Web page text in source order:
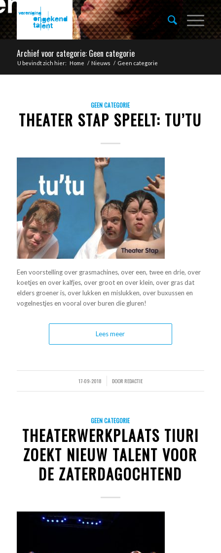
Archief voor categorie: Geen categorie
U bevindt zich hier: Home / Nieuws / Geen categorie
GEEN CATEGORIE
THEATER STAP SPEELT: TU’TU
Een voorstelling over grasmachines, over een, twee en drie, over
koetjes en over kalfjes, over groot en over klein, over gras dat
elders groener is, over lukken en mislukken, over buxussen en
vogelnestjes en vooral over buren die gluren!
Lees meer
17-09-2018 DOOR REDACTIE
GEEN CATEGORIE
THEATERWERKPLAATS TIURI
ZOEKT NIEUW TALENT VOOR
DE ZATERDAGOCHTEND